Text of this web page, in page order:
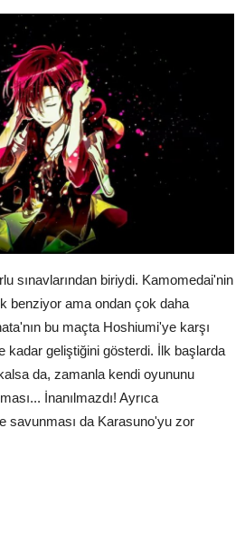
sınavlarından biriydi. Kamomedai'nin
benziyor ama ondan çok daha
bu maçta Hoshiumi'ye karşı
kadar geliştiğini gösterdi. İlk başlarda
da, zamanla kendi oyununu
İnanılmazdı! Ayrıca
savunması da Karasuno'yu zor